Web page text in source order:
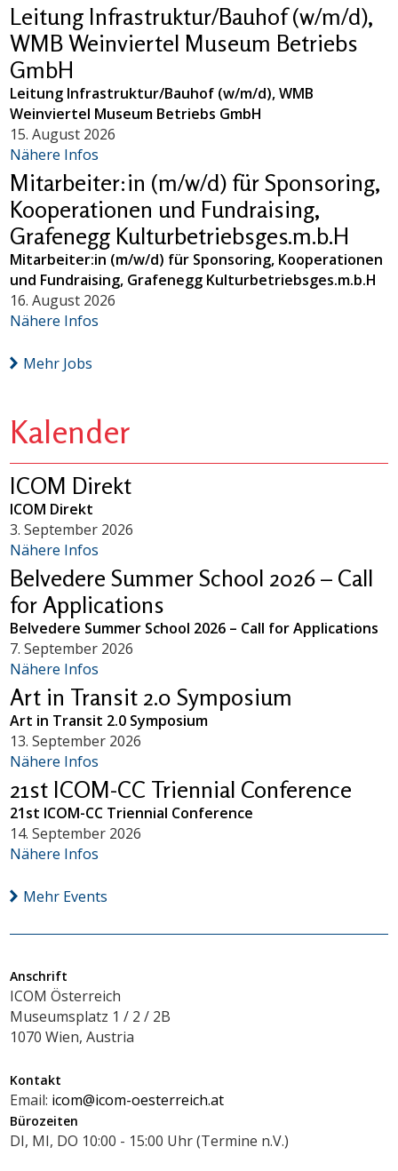
Leitung Infrastruktur/Bauhof (w/m/d),
WMB Weinviertel Museum Betriebs
GmbH
Leitung Infrastruktur/Bauhof (w/m/d), WMB
Weinviertel Museum Betriebs GmbH
15. August 2026
Nähere Infos
Mitarbeiter:in (m/w/d) für Sponsoring,
Kooperationen und Fundraising,
Grafenegg Kulturbetriebsges.m.b.H
Mitarbeiter:in (m/w/d) für Sponsoring, Kooperationen
und Fundraising, Grafenegg Kulturbetriebsges.m.b.H
16. August 2026
Nähere Infos
Mehr Jobs
Kalender
ICOM Direkt
ICOM Direkt
3. September 2026
Nähere Infos
Belvedere Summer School 2026 – Call
for Applications
Belvedere Summer School 2026 – Call for Applications
7. September 2026
Nähere Infos
Art in Transit 2.0 Symposium
Art in Transit 2.0 Symposium
13. September 2026
Nähere Infos
21st ICOM-CC Triennial Conference
21st ICOM-CC Triennial Conference
14. September 2026
Nähere Infos
Mehr Events
Anschrift
ICOM Österreich
Museumsplatz 1 / 2 / 2B
1070 Wien, Austria
Kontakt
Email: icom@icom-oesterreich.at
Bürozeiten
DI, MI, DO 10:00 - 15:00 Uhr (Termine n.V.)